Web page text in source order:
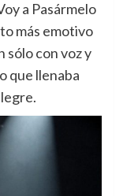
a Pasármelo
más emotivo
sólo con voz y
que llenaba